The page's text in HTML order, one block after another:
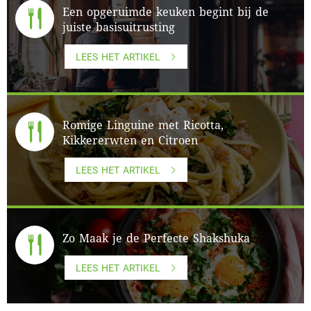
Een opgeruimde keuken begint bij de
juiste basisuitrusting
LEES HET ARTIKEL
Romige Linguine met Ricotta,
Kikkererwten en Citroen
LEES HET ARTIKEL
Zo Maak je de Perfecte Shakshuka
LEES HET ARTIKEL